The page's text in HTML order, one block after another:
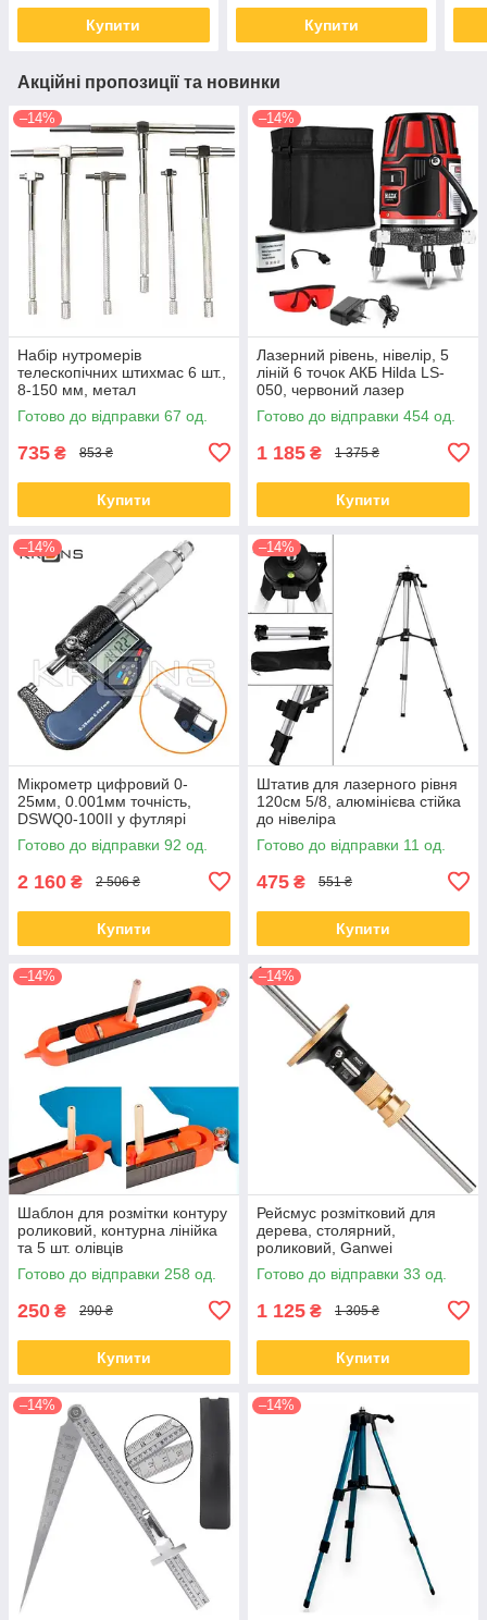
Купити Купити
Акційні пропозиції та новинки
–14%
Набір нутромерів
телескопічних штихмас 6 шт.,
8-150 мм, метал
Готово до відправки 67 од.
735 ₴ 853 ₴
Купити
–14%
Лазерний рівень, нівелір, 5
ліній 6 точок АКБ Hilda LS-
050, червоний лазер
Готово до відправки 454 од.
1 185 ₴ 1 375 ₴
Купити
–14%
Мікрометр цифровий 0-
25мм, 0.001мм точність,
DSWQ0-100II у футлярі
Готово до відправки 92 од.
2 160 ₴ 2 506 ₴
Купити
–14%
Штатив для лазерного рівня
120см 5/8, алюмінієва стійка
до нівеліра
Готово до відправки 11 од.
475 ₴ 551 ₴
Купити
–14%
Шаблон для розмітки контуру
роликовий, контурна лінійка
та 5 шт. олівців
Готово до відправки 258 од.
250 ₴ 290 ₴
Купити
–14%
Рейсмус розмітковий для
дерева, столярний,
роликовий, Ganwei
Готово до відправки 33 од.
1 125 ₴ 1 305 ₴
Купити
–14% –14%